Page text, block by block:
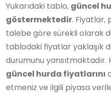
Yukarıdaki tablo, güncel
göstermektedir. Fiyatlar,
talebe göre sürekli olarak
tablodaki fiyatlar yaklaşık
durumunu
güncel hurda fiyatlarını
etmeniz ve ilgili piyasa